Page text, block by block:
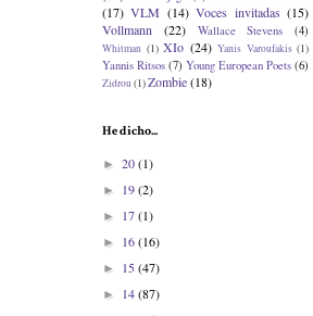
(17) VLM (14) Voces invitadas (15)
Vollmann
(22) Wallace Stevens (4)
Whitman (1) XIo (24) Yanis Varoufakis (1)
Yannis Ritsos (7) Young European Poets (6)
Zidrou(1)Zombie(18)
He dicho...
► 20(1)
► 19(2)
► 17(1)
► 16(16)
► 15(47)
► 14(87)